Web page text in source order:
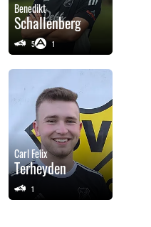
Benedikt
Schallenberg
5 1
Carl Felix
Terheyden
1